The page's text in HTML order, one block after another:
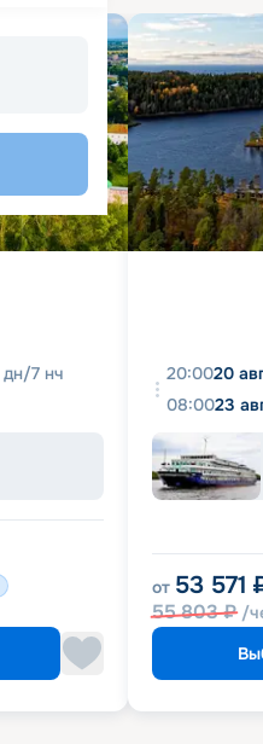
дн/7 нч
20:0020
08:0023
от 53 571
55 803₽ /